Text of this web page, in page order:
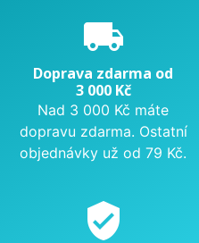
local_shipping
Doprava zdarma od
3 000 Kč
Nad 3 000 Kč máte
dopravu zdarma. Ostatní
objednávky už od 79 Kč.
verified_user